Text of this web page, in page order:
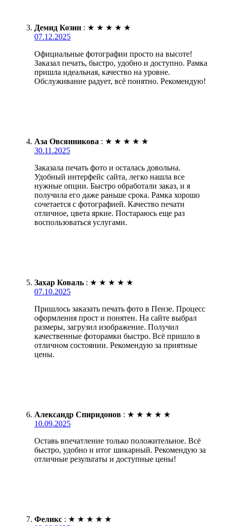
Демид Козин : ★ ★ ★ ★ ★
07.12.2025
Официальные фотографии просто на высоте!
Заказал печать, быстро, удобно и доступно. Рамка
пришла идеальная, качество на уровне.
Обслуживание радует, всё понятно. Рекомендую!
Аза Овсянникова : ★ ★ ★ ★ ★
30.11.2025
Заказала печать фото и осталась довольна.
Удобный интерфейс сайта, легко нашла все
нужные опции. Быстро обработали заказ, и я
получила его даже раньше срока. Рамка хорошо
сочетается с фотографией. Качество печати
отличное, цвета яркие. Постараюсь еще раз
воспользоваться услугами.
Захар Коваль : ★ ★ ★ ★ ★
07.10.2025
Пришлось заказать печать фото в Пензе. Процесс
оформления прост и понятен. На сайте выбрал
размеры, загрузил изображение. Получил
качественные фоторамки быстро. Всё пришло в
отличном состоянии. Рекомендую за приятные
цены.
Александр Спиридонов : ★ ★ ★ ★ ★
10.09.2025
Оставь впечатление только положительное. Всё
быстро, удобно и итог шикарный. Рекомендую за
отличные результаты и доступные цены!
Феликс : ★ ★ ★ ★ ★